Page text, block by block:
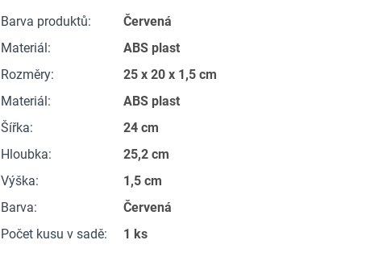
Barva produktů:
Červená
Materiál :
ABS plast
Rozměry:
25 x 20 x 1,5 cm
Materiál :
ABS plast
Šířka:
24 cm
Hloubka:
25,2 cm
Výška:
1,5 cm
Barva:
Červená
Počet kusu v sadě: 1 ks